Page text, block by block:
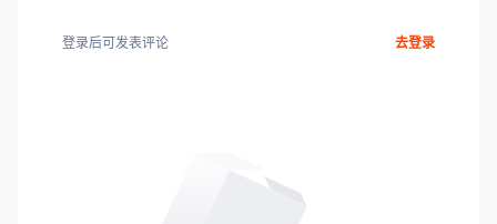
登录后可发表评论 去登录